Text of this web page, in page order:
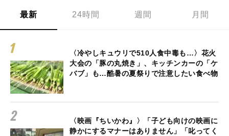
最新 24時間 週間 月間
〈冷やしキュウリで510人食中毒も…〉花火
大会の「豚の丸焼き」、キッチンカーの「ケ
バブ」も…酷暑の夏祭りで注意したい食べ物
〈映画『ちいかわ』〉「子ども向けの映画に
静かにするマナーはありません」「叱ってく